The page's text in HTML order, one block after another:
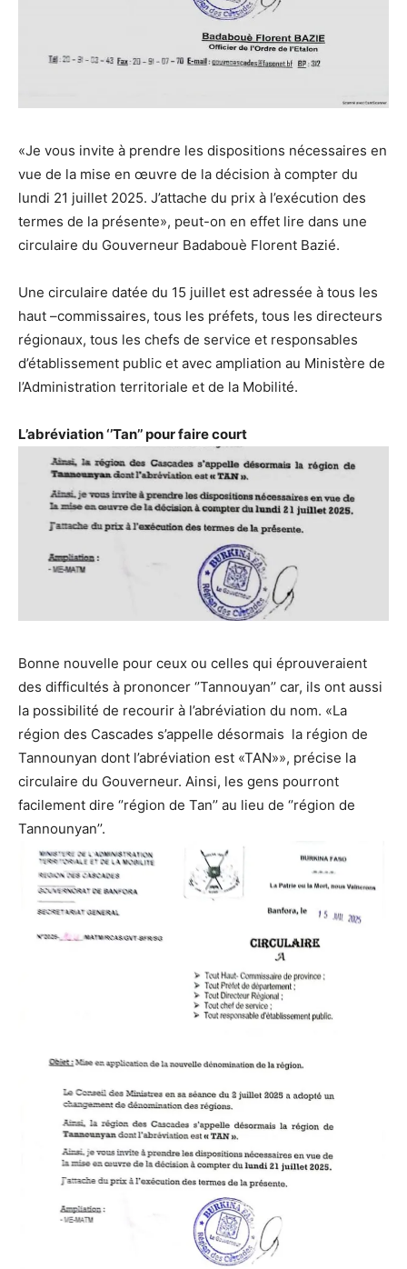
«Je vous invite à prendre les dispositions nécessaires en
vue de la mise en œuvre de la décision à compter du
lundi 21 juillet 2025. J’attache du prix à l’exécution des
termes de la présente», peut-on en effet lire dans une
circulaire du Gouverneur Badabouè Florent Bazié.
Une circulaire datée du 15 juillet est adressée à tous les
haut –commissaires, tous les préfets, tous les directeurs
régionaux, tous les chefs de service et responsables
d’établissement public et avec ampliation au Ministère de
l’Administration territoriale et de la Mobilité.
L’abréviation ‘’Tan’’ pour faire court
Bonne nouvelle pour ceux ou celles qui éprouveraient
des difficultés à prononcer ‘’Tannouyan’’ car, ils ont aussi
la possibilité de recourir à l’abréviation du nom. «La
région des Cascades s’appelle désormais la région de
Tannounyan dont l’abréviation est «TAN»», précise la
circulaire du Gouverneur. Ainsi, les gens pourront
facilement dire ‘’région de Tan’’ au lieu de ‘’région de
Tannounyan’’.